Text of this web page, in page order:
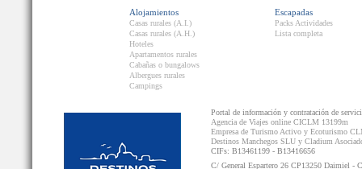
Alojamientos
Casas rurales (A.I.)
Casas rurales (A.H.)
Hoteles
Apartamentos rurales
Cabañas o bungalows
Albergues rurales
Campings
Escapadas
Packs Actividades
Lista completa
Portal de información y contratación de
Agencia de Viajes online CICLM 13199m
Empresa de Turismo Activo y Ecoturismo
Destinos Manchegos SLU y Cladium
CIFs: B13461199 - B13416656
C/ General Espartero 26 CP13250 Daimiel -